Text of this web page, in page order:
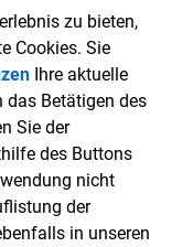
Einrichtungen
Bausubstanz
vor Ort
für regionale
zu bieten,
Cookies. Sie
Ihre aktuelle
das Betätigen des
Sie der
des Buttons
nicht
der
in unseren
zu bieten,
Cookies. Sie
Ihre aktuelle
das Betätigen des
Sie der
des Buttons
nicht
der
in unseren